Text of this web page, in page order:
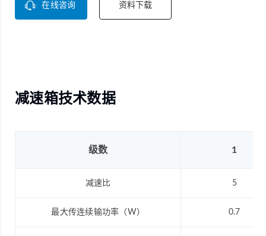
在线咨询 资料下载
减速箱技术数据
级数 1
减速比 5
最大传连续输功率（W） 0.7